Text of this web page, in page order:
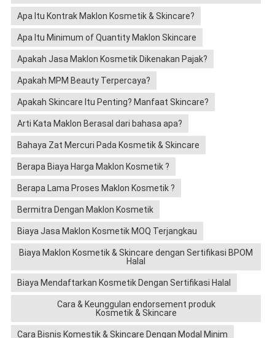
Apa Itu Kontrak Maklon Kosmetik & Skincare?
Apa Itu Minimum of Quantity Maklon Skincare
Apakah Jasa Maklon Kosmetik Dikenakan Pajak?
Apakah MPM Beauty Terpercaya?
Apakah Skincare Itu Penting? Manfaat Skincare?
Arti Kata Maklon Berasal dari bahasa apa?
Bahaya Zat Mercuri Pada Kosmetik & Skincare
Berapa Biaya Harga Maklon Kosmetik ?
Berapa Lama Proses Maklon Kosmetik ?
Bermitra Dengan Maklon Kosmetik
Biaya Jasa Maklon Kosmetik MOQ Terjangkau
Biaya Maklon Kosmetik & Skincare dengan Sertifikasi BPOM
Halal
Biaya Mendaftarkan Kosmetik Dengan Sertifikasi Halal
Cara & Keunggulan endorsement produk
Kosmetik & Skincare
Cara Bisnis Komestik & Skincare Dengan Modal Minim